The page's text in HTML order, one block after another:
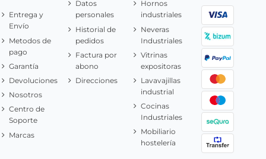
Entrega y
Envío
Metodos de
pago
Garantía
Devoluciones
Nosotros
Centro de
Soporte
Marcas
Datos
personales
Historial de
pedidos
Factura por
abono
Direcciones
Hornos
industriales
Neveras
Industriales
Vitrinas
expositoras
Lavavajillas
industrial
Cocinas
Industriales
Mobiliario
hostelería